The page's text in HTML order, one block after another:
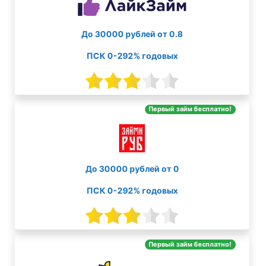
До 30000 рублей от 0.8
ПСК 0-292% годовых
Первый займ бесплатно!
До 30000 рублей от 0
ПСК 0-292% годовых
Первый займ бесплатно!